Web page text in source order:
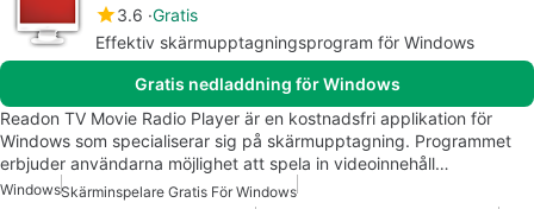
3.6 Gratis
Effektiv skärmupptagningsprogram för Windows
Gratis nedladdning för Windows
Readon TV Movie Radio Player är en kostnadsfri applikation för
Windows som specialiserar sig på skärmupptagning. Programmet
erbjuder användarna möjlighet att spela in videoinnehåll…
WindowsSkärminspelare Gratis För Windows